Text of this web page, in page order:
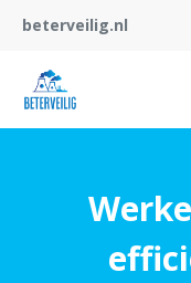
beterveilig.nl